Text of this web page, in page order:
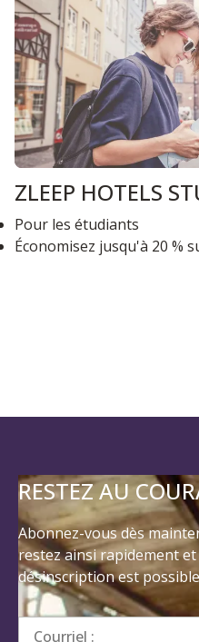
ZLEEP HOTELS
Pour les étudiants
Économisez jusqu'à 20 %
RESTEZ AU
Abonnez-vous dès
restez ainsi rapidement
désinscription est
Courriel :